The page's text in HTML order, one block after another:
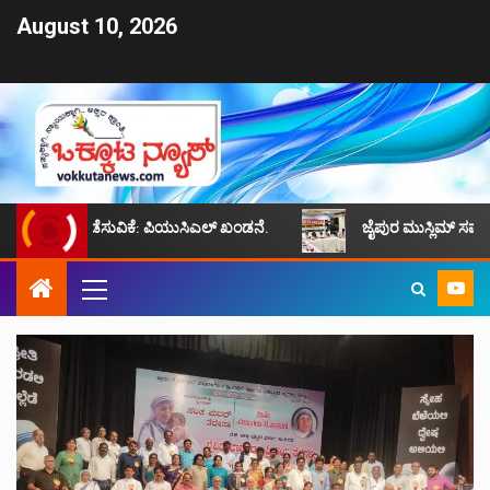
August 10, 2026
ಪಿಯುಸಿಎಲ್ ಖಂಡನೆ. ಜೈಪುರ ಮುಸ್ಲಿಮ್ ಸಮುದಾಯದ